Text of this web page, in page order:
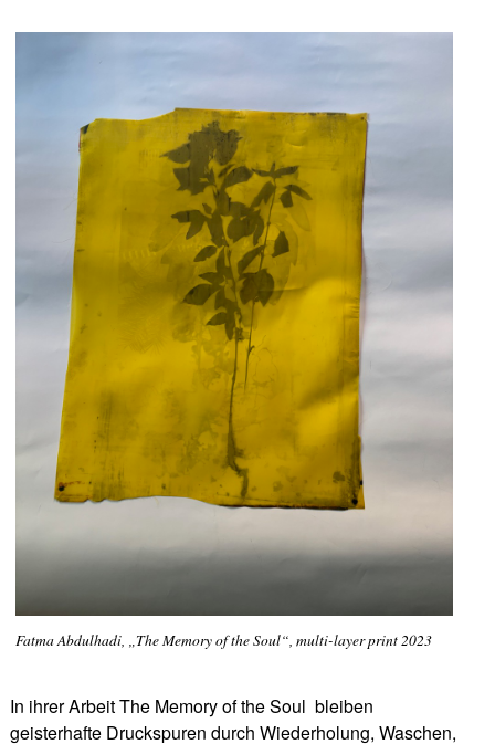
Fatma Abdulhadi, „The Memory of the Soul“, multi-layer print 2023
In ihrer Arbeit The Memory of the Soul bleiben
geisterhafte Druckspuren durch Wiederholung, Waschen,